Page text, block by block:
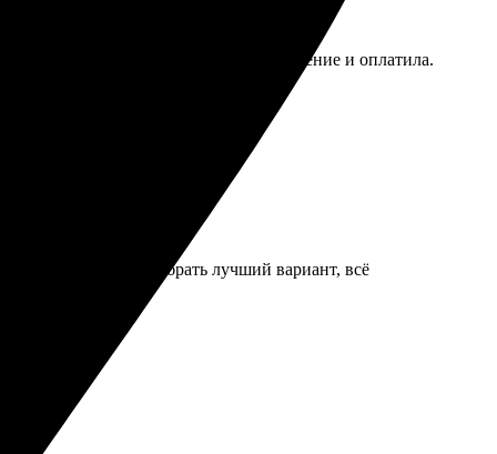
загрузила фото, выбрала оформление и оплатила.
мои воспоминания!
помогла выбрать лучший вариант, всё